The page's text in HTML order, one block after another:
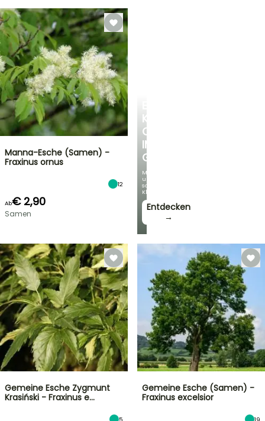
KÜHLE
OASE
IM
GARTEN
Mit
unseren
schönsten
Kletterpflanzen!
Entdecken
→
Manna-Esche (Samen) -
Fraxinus ornus
12
Ab€ 2,90
Samen
Gemeine Esche Zygmunt
Krasiński - Fraxinus e…
5
Gemeine Esche (Samen) -
Fraxinus excelsior
19